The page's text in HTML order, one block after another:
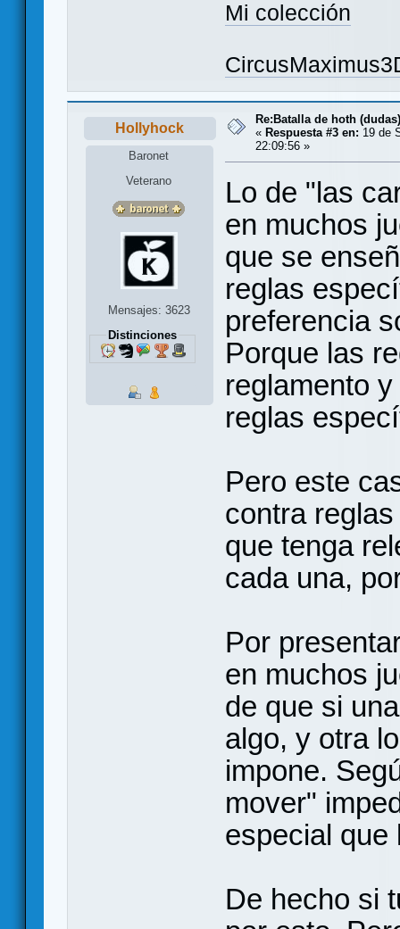
Mi colección
Hollyhock
Baronet
Veterano
Mensajes: 3623
Distinciones
Re:Batalla de hoth (dudas)
« Respuesta #3 en: 19 de
22:09:56 »
Lo de "las
en muchos
que se
reglas
preferencia
Porque las
reglamento
reglas
Pero este
contra
que tenga
cada una,
Por
en muchos
de que si
algo, y otra
impone.
mover"
especial que
De hecho si